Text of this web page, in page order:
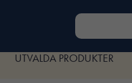
UTVALDA PRODUKTER